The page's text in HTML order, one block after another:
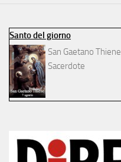
Santo del giorno
San Gaetano Thiene
Sacerdote